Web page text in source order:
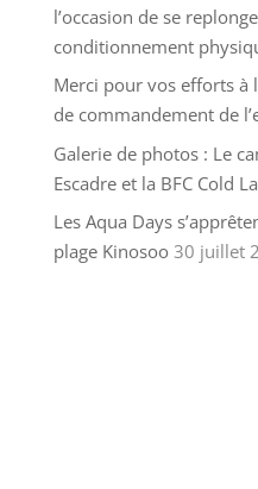
l’occasion de se
conditionnement
Merci pour vos efforts à
de commandement de
Galerie de photos : Le
Escadre et la BFC Cold
Les Aqua Days
plage Kinosoo 30 juillet